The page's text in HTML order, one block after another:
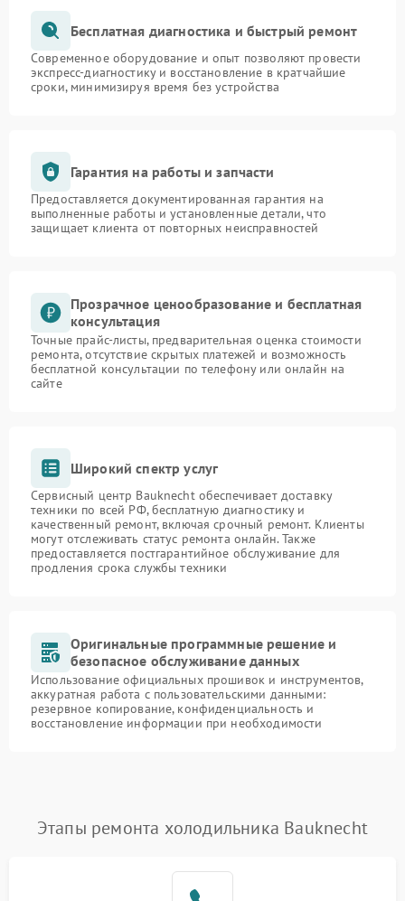
Бесплатная диагностика и быстрый ремонт
Современное оборудование и опыт позволяют провести
экспресс-диагностику и восстановление в кратчайшие
сроки, минимизируя время без устройства
Гарантия на работы и запчасти
Предоставляется документированная гарантия на
выполненные работы и установленные детали, что
защищает клиента от повторных неисправностей
Прозрачное ценообразование и бесплатная
консультация
Точные прайс-листы, предварительная оценка стоимости
ремонта, отсутствие скрытых платежей и возможность
бесплатной консультации по телефону или онлайн на
сайте
Широкий спектр услуг
Сервисный центр Bauknecht обеспечивает доставку
техники по всей РФ, бесплатную диагностику и
качественный ремонт, включая срочный ремонт. Клиенты
могут отслеживать статус ремонта онлайн. Также
предоставляется постгарантийное обслуживание для
продления срока службы техники
Оригинальные программные решение и
безопасное обслуживание данных
Использование официальных прошивок и инструментов,
аккуратная работа с пользовательскими данными:
резервное копирование, конфиденциальность и
восстановление информации при необходимости
Этапы ремонта холодильника Bauknecht